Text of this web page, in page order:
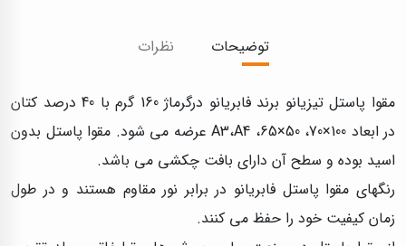
توضیحات نظرات
مقوا پاستل تیزیانو برند فابریانو درگرماژ 160 گرم با 40 درصد کتان
در ابعاد 100×70، 50×65، A3،A4 عرضه می شود. مقوا پاستل بدون
اسید بوده و سطح آن دارای بافت چکشی می باشد.
رنگهای مقوا پاستل فابریانو در برابر نور مقاوم هستند و در طول
زمان کیفیت خود را حفظ می کنند.